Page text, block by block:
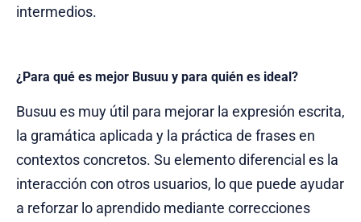
intermedios.
¿Para qué es mejor Busuu y para quién es ideal?
Busuu es muy útil para mejorar la expresión escrita,
la gramática aplicada y la práctica de frases en
contextos concretos. Su elemento diferencial es la
interacción con otros usuarios, lo que puede ayudar
a reforzar lo aprendido mediante correcciones